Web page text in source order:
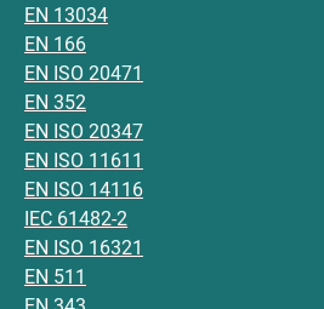
EN 13034
EN 166
EN ISO 20471
EN 352
EN ISO 20347
EN ISO 11611
EN ISO 14116
IEC 61482-2
EN ISO 16321
EN 511